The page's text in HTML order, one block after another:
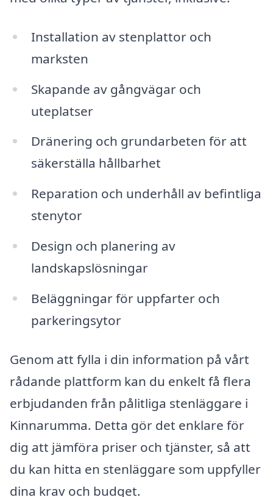
Installation av stenplattor och
marksten
Skapande av gångvägar och
uteplatser
Dränering och grundarbeten för att
säkerställa hållbarhet
Reparation och underhåll av befintliga
stenytor
Design och planering av
landskapslösningar
Beläggningar för uppfarter och
parkeringsytor
Genom att fylla i din information på vårt
rådande plattform kan du enkelt få flera
erbjudanden från pålitliga stenläggare i
Kinnarumma. Detta gör det enklare för
dig att jämföra priser och tjänster, så att
du kan hitta en stenläggare som uppfyller
dina krav och budget.